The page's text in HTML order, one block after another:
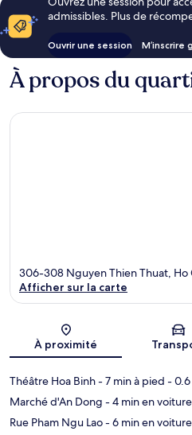
admissibles. Plus de
Ouvrir une session
À propos du
306-308 Nguyen Thien Thuat, Ho
Afficher sur la carte
À proximité
Théâtre Hoa Binh- 7 min à pied -
Marché d'An Dong - 4 min en voiture
Rue Pham Ngu Lao- 6 min en voiture